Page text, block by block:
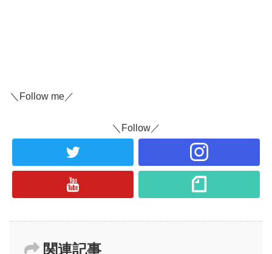
＼Follow me／
＼Follow／
関連記事